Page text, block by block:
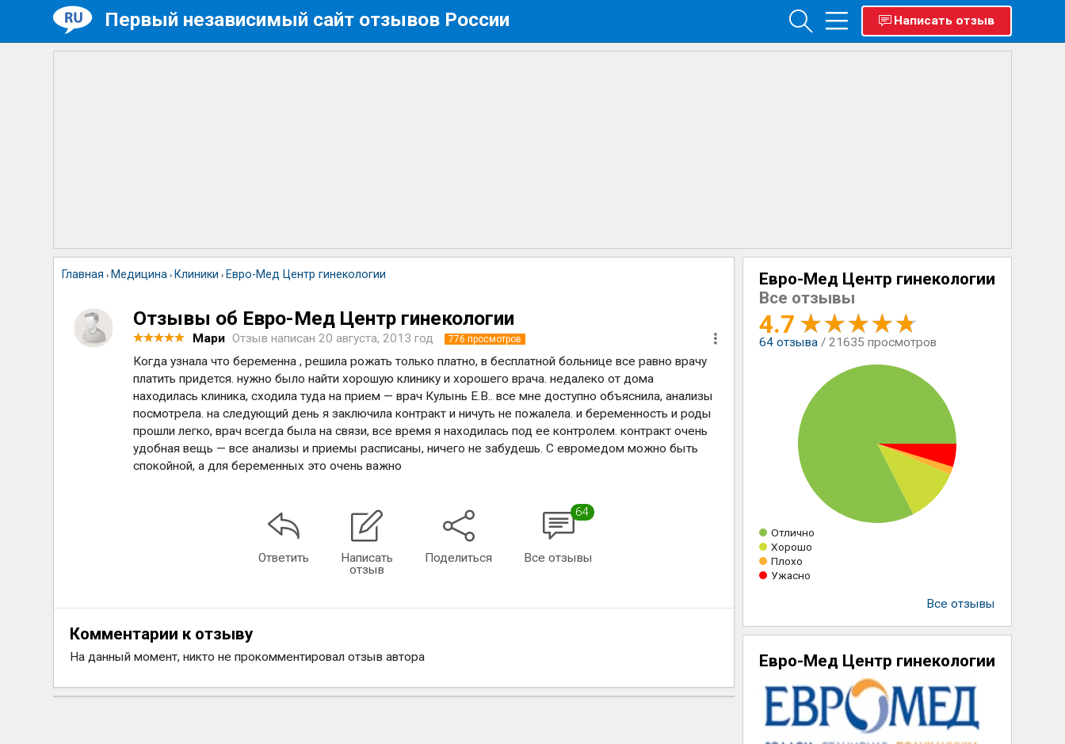
Первый независимый сайт отзывов России Написать отзыв
Главная › Медицина › Клиники › Евро-Мед Центр гинекологии
Отзывы об Евро-Мед Центр гинекологии
Мари Отзыв написан20 августа, 2013 год 776 просмотров
Когда узнала что беременна , решила рожать только платно, в бесплатной больнице все равно врачу
платить придется. нужно было найти хорошую клинику и хорошего врача. недалеко от дома
находилась клиника, сходила туда на прием — врач Кулынь Е.В.. все мне доступно объяснила, анализы
посмотрела. на следующий день я заключила контракт и ничуть не пожалела. и беременность и роды
прошли легко, врач всегда была на связи, все время я находилась под ее контролем. контракт очень
удобная вещь — все анализы и приемы расписаны, ничего не забудешь. С евромедом можно быть
спокойной, а для беременных это очень важно
Ответить
Написать
отзыв
Поделиться
64
Все отзывы
Комментарии к отзыву
На данный момент, никто не прокомментировал отзыв автора
Евро-Мед Центр гинекологии
Все отзывы
4.7
64отзыва / 21635 просмотров
Отлично
Хорошо
Плохо
Ужасно
Все отзывы
Евро-Мед Центр гинекологии